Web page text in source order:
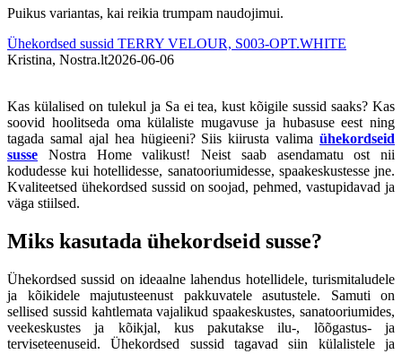
Puikus variantas, kai reikia trumpam naudojimui.
Ühekordsed sussid TERRY VELOUR, S003-OPT.WHITE
Kristina, Nostra.lt2026-06-06
Kas külalised on tulekul ja Sa ei tea, kust kõigile sussid saaks? Kas
soovid hoolitseda oma külaliste mugavuse ja hubasuse eest ning
tagada samal ajal hea hügieeni? Siis kiirusta valima ühekordseid
susse Nostra Home valikust! Neist saab asendamatu ost nii
kodudesse kui hotellidesse, sanatooriumidesse, spaakeskustesse jne.
Kvaliteetsed ühekordsed sussid on soojad, pehmed, vastupidavad ja
väga stiilsed.
Miks kasutada ühekordseid susse?
Ühekordsed sussid on ideaalne lahendus hotellidele, turismitaludele
ja kõikidele majutusteenust pakkuvatele asutustele. Samuti on
sellised sussid kahtlemata vajalikud spaakeskustes, sanatooriumides,
veekeskustes ja kõikjal, kus pakutakse ilu-, lõõgastus- ja
terviseteenuseid. Ühekordsed sussid tagavad siin külalistele ja